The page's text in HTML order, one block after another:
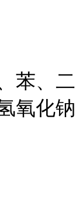
苯、二
氧化钠